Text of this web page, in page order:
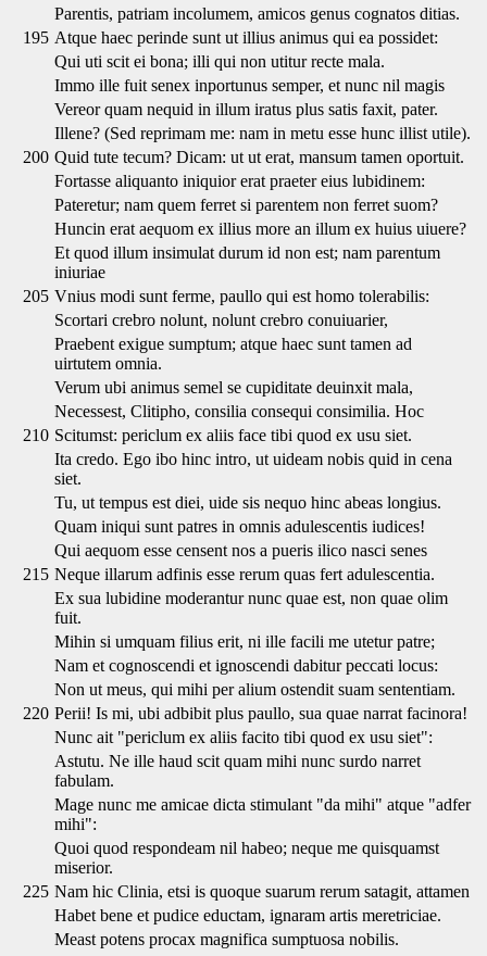
Parentis, patriam incolumem, amicos genus cognatos ditias.
195 Atque haec perinde sunt ut illius animus qui ea possidet:
Qui uti scit ei bona; illi qui non utitur recte mala.
Immo ille fuit senex inportunus semper, et nunc nil magis
Vereor quam nequid in illum iratus plus satis faxit, pater.
Illene? (Sed reprimam me: nam in metu esse hunc illist utile).
200 Quid tute tecum? Dicam: ut ut erat, mansum tamen oportuit.
Fortasse aliquanto iniquior erat praeter eius lubidinem:
Pateretur; nam quem ferret si parentem non ferret suom?
Huncin erat aequom ex illius more an illum ex huius uiuere?
Et quod illum insimulat durum id non est; nam parentum
iniuriae
205 Vnius modi sunt ferme, paullo qui est homo tolerabilis:
Scortari crebro nolunt, nolunt crebro conuiuarier,
Praebent exigue sumptum; atque haec sunt tamen ad
uirtutem omnia.
Verum ubi animus semel se cupiditate deuinxit mala,
Necessest, Clitipho, consilia consequi consimilia. Hoc
210 Scitumst: periclum ex aliis face tibi quod ex usu siet.
Ita credo. Ego ibo hinc intro, ut uideam nobis quid in cena
siet.
Tu, ut tempus est diei, uide sis nequo hinc abeas longius.
Quam iniqui sunt patres in omnis adulescentis iudices!
Qui aequom esse censent nos a pueris ilico nasci senes
215 Neque illarum adfinis esse rerum quas fert adulescentia.
Ex sua lubidine moderantur nunc quae est, non quae olim
fuit.
Mihin si umquam filius erit, ni ille facili me utetur patre;
Nam et cognoscendi et ignoscendi dabitur peccati locus:
Non ut meus, qui mihi per alium ostendit suam sententiam.
220 Perii! Is mi, ubi adbibit plus paullo, sua quae narrat facinora!
Nunc ait "periclum ex aliis facito tibi quod ex usu siet":
Astutu. Ne ille haud scit quam mihi nunc surdo narret
fabulam.
Mage nunc me amicae dicta stimulant "da mihi" atque "adfer
mihi":
Quoi quod respondeam nil habeo; neque me quisquamst
miserior.
225 Nam hic Clinia, etsi is quoque suarum rerum satagit, attamen
Habet bene et pudice eductam, ignaram artis meretriciae.
Meast potens procax magnifica sumptuosa nobilis.